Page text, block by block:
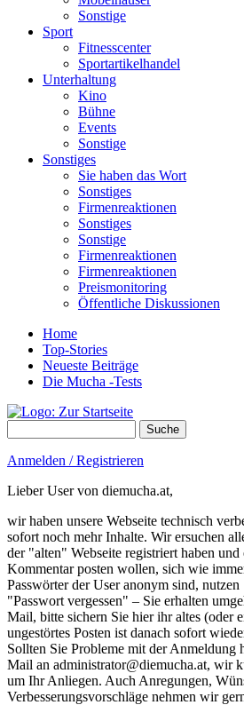
Sonstige
Sport
Fitnesscenter
Sportartikelhandel
Unterhaltung
Kino
Bühne
Events
Sonstige
Sonstiges
Sie haben das Wort
Sonstiges
Firmenreaktionen
Sonstiges
Sonstige
Firmenreaktionen
Firmenreaktionen
Preismonitoring
Öffentliche Diskussionen
Home
Top-Stories
Neueste Beiträge
Die Mucha -Tests
Anmelden / Registrieren
Lieber User von diemucha.at,
wir haben unsere Webseite technisch
sofort noch mehr Inhalte. Wir ersuchen
der "alten" Webseite registriert haben
Kommentar posten wollen, sich wie
Passwörter der User anonym sind,
"Passwort vergessen" – Sie erhalten
Mail, bitte sichern Sie hier ihr altes (oder
ungestörtes Posten ist danach sofort
Sollten Sie Probleme mit der Anmeldung
Mail an administrator@diemucha.at, wir
um Ihr Anliegen. Auch Anregungen,
Verbesserungsvorschläge nehmen wir